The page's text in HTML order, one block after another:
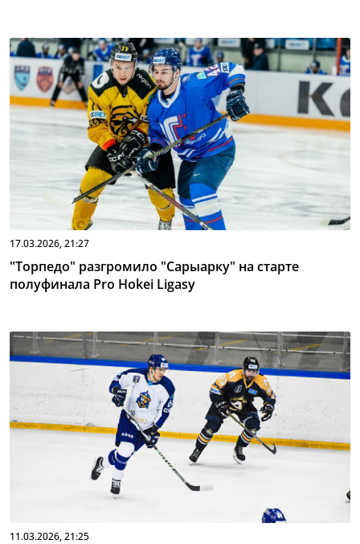
17.03.2026, 21:27
"Торпедо" разгромило "Сарыарку" на старте
полуфинала Pro Hokei Ligasy
11.03.2026, 21:25